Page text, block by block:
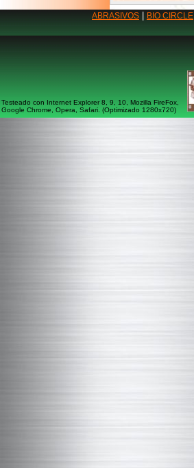
ABRASIVOS BIO CIRCLE
Testeado con Internet Explorer 8, 9, 10, Mozilla FireFox,
Google Chrome, Opera, Safari. (Optimizado 1280x720)